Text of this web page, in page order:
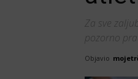
Za sve
pozorno
Objavio